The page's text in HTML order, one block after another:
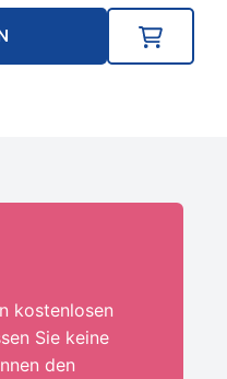
kostenlosen
Sie keine
den